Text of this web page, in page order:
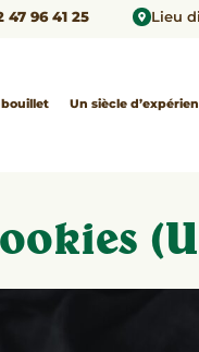
47 96 41 25 Lieu
Un siècle